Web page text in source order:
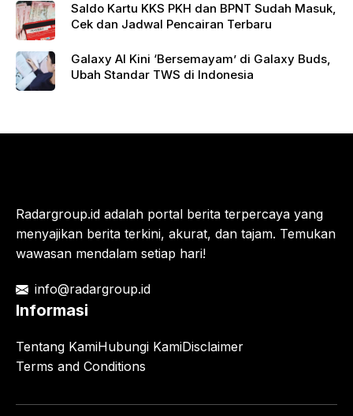
Saldo Kartu KKS PKH dan BPNT Sudah Masuk,
Cek dan Jadwal Pencairan Terbaru
Galaxy AI Kini ‘Bersemayam’ di Galaxy Buds,
Ubah Standar TWS di Indonesia
Radargroup.id adalah portal berita terpercaya yang
menyajikan berita terkini, akurat, dan tajam. Temukan
wawasan mendalam setiap hari!
info@radargroup.id
Informasi
Tentang KamiHubungi KamiDisclaimer
Terms and Conditions